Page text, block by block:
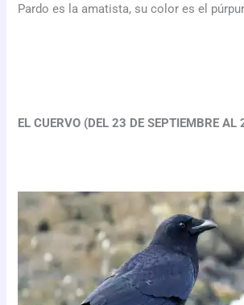
Pardo es la amatista, su color es el
EL CUERVO (DEL 23 DE SEPTIEMBRE AL